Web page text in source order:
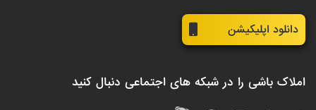
دانلود اپلیکیشن
املاک باشی را در شبکه های اجتماعی دنبال کنید